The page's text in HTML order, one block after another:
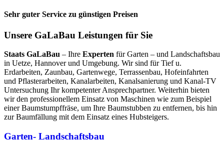
Sehr guter Service zu günstigen Preisen
Unsere GaLaBau Leistungen für Sie
Staats GaLaBau – Ihre Experten für Garten – und Landschaftsbau
in Uetze, Hannover und Umgebung. Wir sind für Tief u.
Erdarbeiten, Zaunbau, Gartenwege, Terrassenbau, Hofeinfahrten
und Pflasterarbeiten, Kanalarbeiten, Kanalsanierung und Kanal-TV
Untersuchung Ihr kompetenter Ansprechpartner. Weiterhin bieten
wir den professionellem Einsatz von Maschinen wie zum Beispiel
einer Baumstumpffräse, um Ihre Baumstubben zu entfernen, bis hin
zur Baumfällung mit dem Einsatz eines Hubsteigers.
Garten- Landschaftsbau